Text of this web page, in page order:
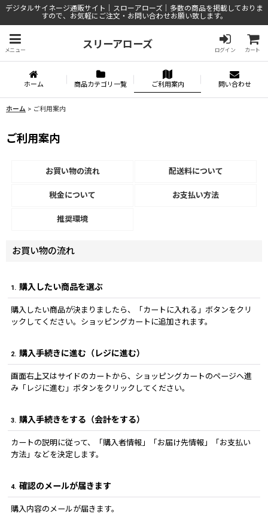
デジタルサイネージ通販サイト｜スローアローズ｜多数の商品を掲載しておりま
すので、お気軽にご注文・お問い合わせお願い致します。
メニュー
スリーアローズ
ログイン カート
ホーム 商品カテゴリ一覧 ご利用案内 問い合わせ
ホーム > ご利用案内
ご利用案内
お買い物の流れ 配送料について
税金について お支払い方法
推奨環境
お買い物の流れ
1. 購入したい商品を選ぶ
購入したい商品が決まりましたら、「カートに入れる」ボタンをクリ
ックしてください。ショッピングカートに追加されます。
2. 購入手続きに進む（レジに進む）
画面右上又はサイドのカートから、ショッピングカートのページへ進
み「レジに進む」ボタンをクリックしてください。
3. 購入手続きをする（会計をする）
カートの説明に従って、「購入者情報」「お届け先情報」「お支払い
方法」などを決定します。
4. 確認のメールが届きます
購入内容のメールが届きます。